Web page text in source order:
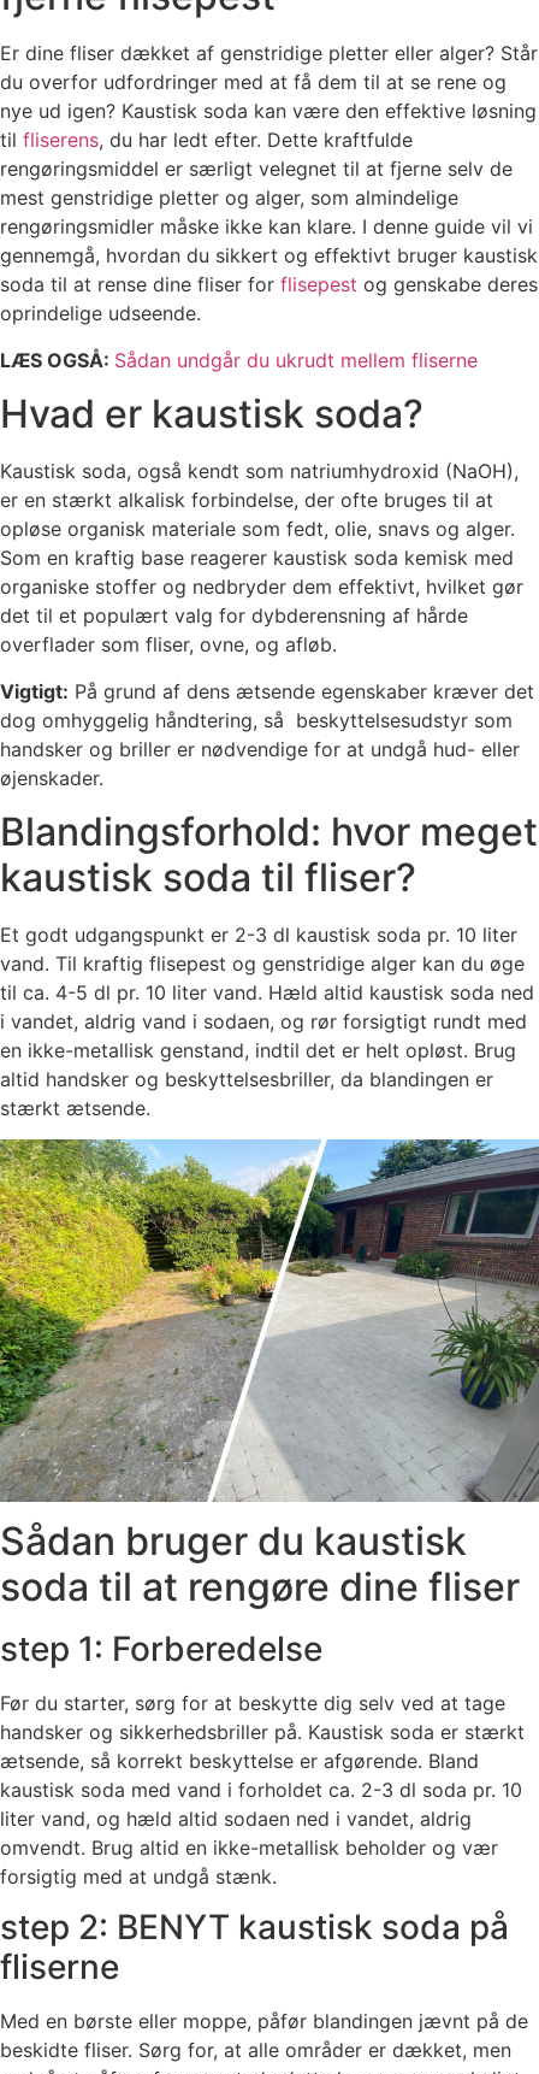
Er dine fliser dækket af genstridige pletter eller alger? Står
du overfor udfordringer med at få dem til at se rene og
nye ud igen? Kaustisk soda kan være den effektive løsning
til fliserens, du har ledt efter. Dette kraftfulde
rengøringsmiddel er særligt velegnet til at fjerne selv de
mest genstridige pletter og alger, som almindelige
rengøringsmidler måske ikke kan klare. I denne guide vil vi
gennemgå, hvordan du sikkert og effektivt bruger kaustisk
soda til at rense dine fliser for flisepest og genskabe deres
oprindelige udseende.
LÆS OGSÅ: Sådan undgår du ukrudt mellem fliserne
Hvad er kaustisk soda?
Kaustisk soda, også kendt som natriumhydroxid (NaOH),
er en stærkt alkalisk forbindelse, der ofte bruges til at
opløse organisk materiale som fedt, olie, snavs og alger.
Som en kraftig base reagerer kaustisk soda kemisk med
organiske stoffer og nedbryder dem effektivt, hvilket gør
det til et populært valg for dybderensning af hårde
overflader som fliser, ovne, og afløb.
Vigtigt: På grund af dens ætsende egenskaber kræver det
dog omhyggelig håndtering, så beskyttelsesudstyr som
handsker og briller er nødvendige for at undgå hud- eller
øjenskader.
Blandingsforhold: hvor meget
kaustisk soda til fliser?
Et godt udgangspunkt er 2-3 dl kaustisk soda pr. 10 liter
vand. Til kraftig flisepest og genstridige alger kan du øge
til ca. 4-5 dl pr. 10 liter vand. Hæld altid kaustisk soda ned
i vandet, aldrig vand i sodaen, og rør forsigtigt rundt med
en ikke-metallisk genstand, indtil det er helt opløst. Brug
altid handsker og beskyttelsesbriller, da blandingen er
stærkt ætsende.
Sådan bruger du kaustisk
soda til at rengøre dine fliser
step 1: Forberedelse
Før du starter, sørg for at beskytte dig selv ved at tage
handsker og sikkerhedsbriller på. Kaustisk soda er stærkt
ætsende, så korrekt beskyttelse er afgørende. Bland
kaustisk soda med vand i forholdet ca. 2-3 dl soda pr. 10
liter vand, og hæld altid sodaen ned i vandet, aldrig
omvendt. Brug altid en ikke-metallisk beholder og vær
forsigtig med at undgå stænk.
step 2: BENYT kaustisk soda på
fliserne
Med en børste eller moppe, påfør blandingen jævnt på de
beskidte fliser. Sørg for, at alle områder er dækket, men